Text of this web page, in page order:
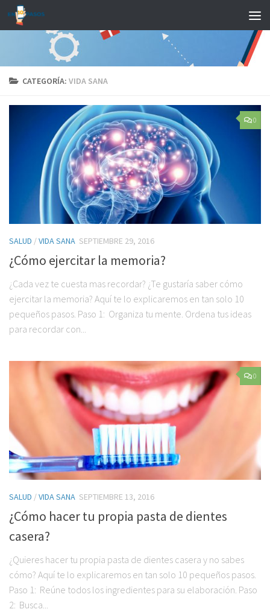
Saltar al contenido
CATEGORÍA: VIDA SANA
0
SALUD /VIDA SANA SEPTIEMBRE 29, 2016
¿Cómo ejercitar la memoria?
¿Cada vez te cuesta mas recordar? ¿Te gustaría saber cómo
ejercitar la memoria? Aquí te lo explicaremos en tan solo 10
pequeños pasos. Paso 1: Organiza tu mente. Ordena tus ideas
para recordar con...
0
SALUD /VIDA SANA SEPTIEMBRE 13, 2016
¿Cómo hacer tu propia pasta de dientes
casera?
¿Quieres hacer tu propia pasta de dientes casera y no sabes
cómo? Aquí te lo explicaremos en tan solo 10 pequeños pasos.
Paso 1: Reúne todos los ingredientes para su elaboración. Paso
2: Busca...